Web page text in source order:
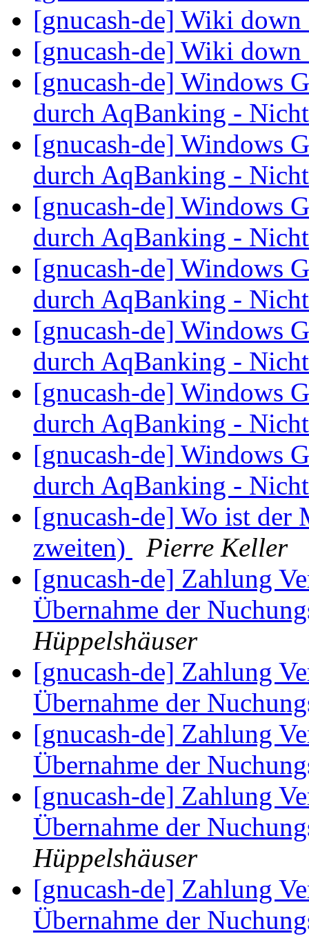
[gnucash-de] Wiki
[gnucash-de] Wiki
[gnucash-de] Windows
durch AqBanking -
[gnucash-de] Windows
durch AqBanking -
[gnucash-de] Windows
durch AqBanking -
[gnucash-de] Windows
durch AqBanking -
[gnucash-de] Windows
durch AqBanking -
[gnucash-de] Windows
durch AqBanking -
[gnucash-de] Windows
durch AqBanking -
[gnucash-de] Wo ist der
zweiten)
Pierre Keller
[gnucash-de] Zahlung
Übernahme der
Hüppelshäuser
[gnucash-de] Zahlung
Übernahme der
[gnucash-de] Zahlung
Übernahme der
[gnucash-de] Zahlung
Übernahme der
Hüppelshäuser
[gnucash-de] Zahlung
Übernahme der